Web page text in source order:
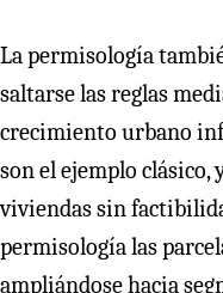
La permisología
saltarse las reglas
crecimiento urbano
son el ejemplo
viviendas sin
permisología las
ampliándose hacia